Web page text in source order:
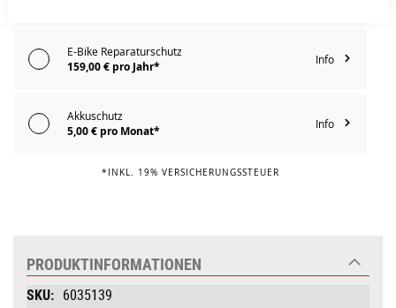
E-Bike Reparaturschutz
159,00 € pro Jahr*
Info
Akkuschutz
5,00 € pro Monat*
Info
*INKL. 19% VERSICHERUNGSSTEUER
PRODUKTINFORMATIONEN
Produktinformationen
6035139